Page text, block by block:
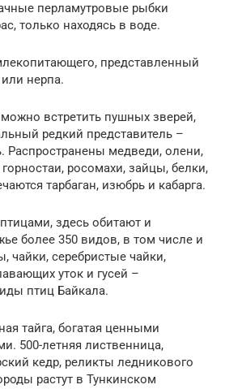
перламутровые рыбки
только находясь в воде.
представленный
нерпа.
можно встретить пушных зверей,
редкий представитель –
Распространены медведи, олени,
росомахи, зайцы, белки,
тарбаган, изюбрь и кабарга.
здесь обитают и
более 350 видов, в том числе и
чайки, серебристые чайки,
уток и гусей –
птиц Байкала.
тайга, богатая ценными
500-летняя лиственница,
кедр, реликты ледникового
растут в Тункинском